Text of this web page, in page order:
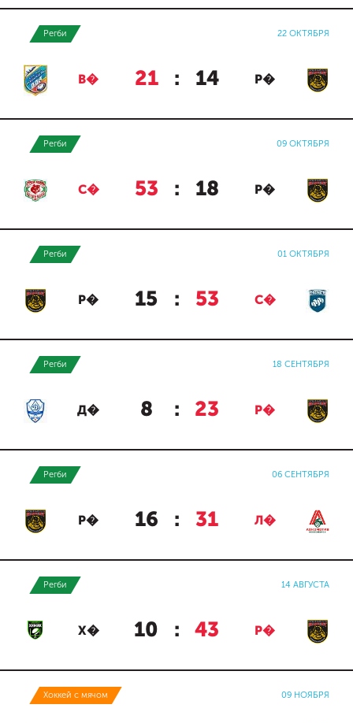
Регби 22 ОКТЯБРЯ
В� 21 : 14 Р�
Регби 09 ОКТЯБРЯ
С� 53 : 18 Р�
Регби 01 ОКТЯБРЯ
Р� 15 : 53 С�
Регби 18 СЕНТЯБРЯ
Д� 8 : 23 Р�
Регби 06 СЕНТЯБРЯ
Р� 16 : 31 Л�
Регби 14 АВГУСТА
Х� 10 : 43 Р�
Хоккей с мячом 09 НОЯБРЯ